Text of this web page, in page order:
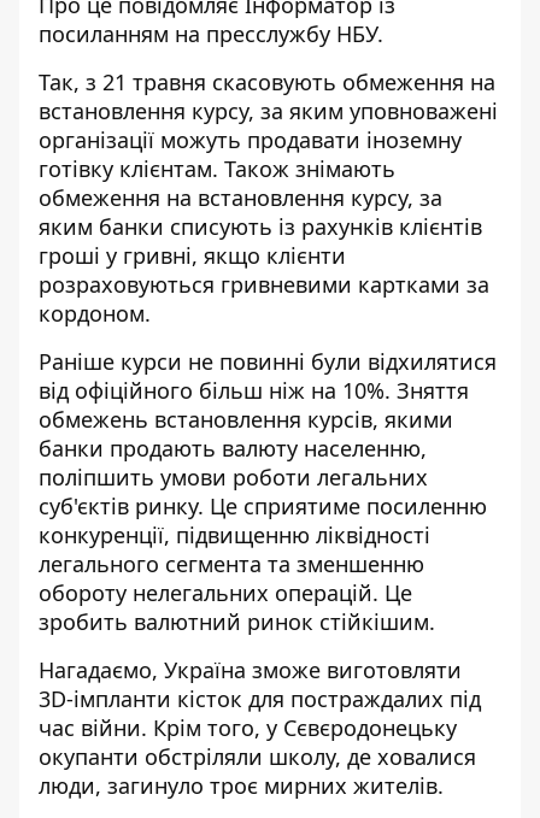
посиланням на пресслужбу НБУ.
Так, з 21 травня скасовують обмеження на
встановлення курсу, за яким уповноважені
організації можуть продавати іноземну
готівку клієнтам. Також знімають
обмеження на встановлення курсу, за
яким банки списують із рахунків клієнтів
гроші у гривні, якщо клієнти
розраховуються гривневими картками за
кордоном.
Раніше курси не повинні були відхилятися
від офіційного більш ніж на 10%. Зняття
обмежень встановлення курсів, якими
банки продають валюту населенню,
поліпшить умови роботи легальних
суб'єктів ринку. Це сприятиме посиленню
конкуренції, підвищенню ліквідності
легального сегмента та зменшенню
обороту нелегальних операцій. Це
зробить валютний ринок стійкішим.
Нагадаємо, Україна зможе виготовляти
3D-імпланти кісток для постраждалих під
час війни. Крім того, у Сєвєродонецьку
окупанти обстріляли школу, де ховалися
люди, загинуло троє мирних жителів.